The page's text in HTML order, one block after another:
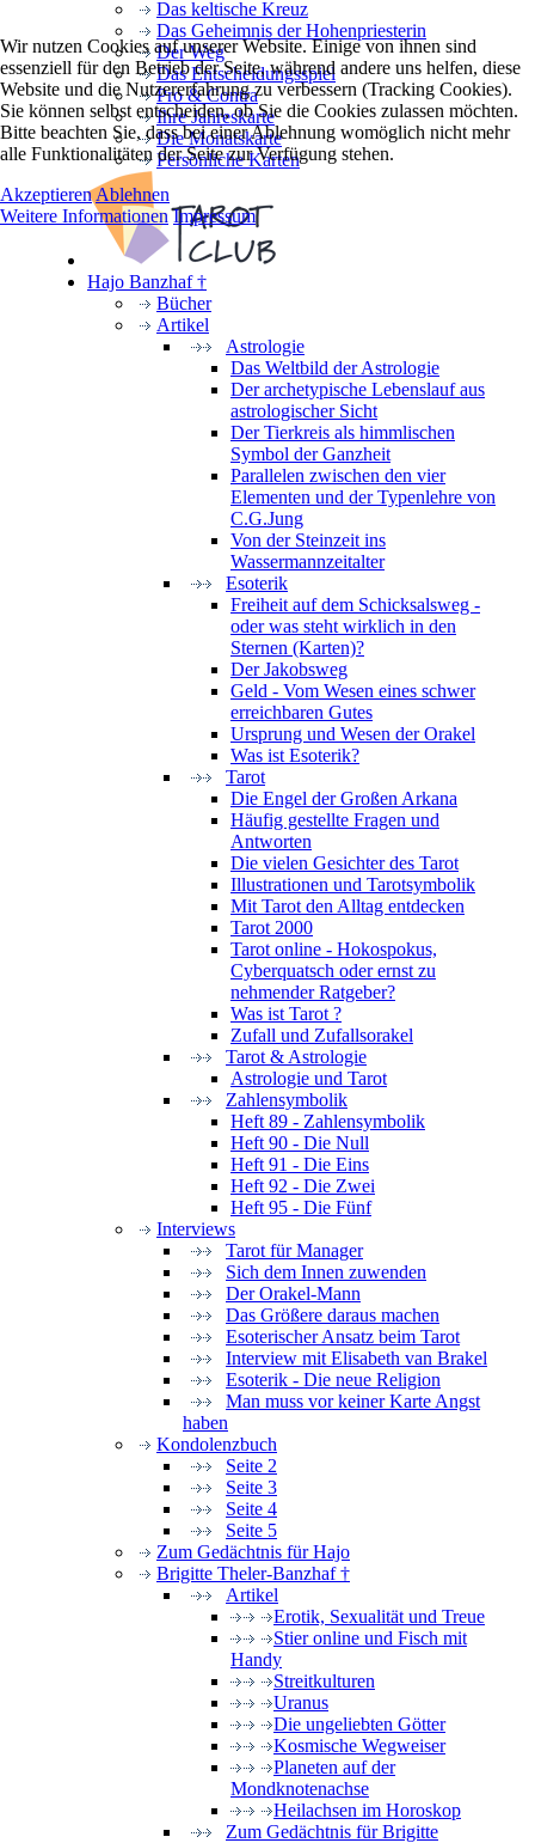
Das keltische Kreuz
Das Geheimnis der Hohenpriesterin
Der Weg
Das Entscheidungsspiel
Pro & Contra
Ihre Jahreskarte
Die Monatskarte
Persönliche Karten
Hajo Banzhaf †
Bücher
Artikel
Astrologie
Das Weltbild der Astrologie
Der archetypische Lebenslauf aus
astrologischer Sicht
Der Tierkreis als himmlischen
Symbol der Ganzheit
Parallelen zwischen den vier
Elementen und der Typenlehre von
C.G.Jung
Von der Steinzeit ins
Wassermannzeitalter
Esoterik
Freiheit auf dem Schicksalsweg -
oder was steht wirklich in den
Sternen (Karten)?
Der Jakobsweg
Geld - Vom Wesen eines schwer
erreichbaren Gutes
Ursprung und Wesen der Orakel
Was ist Esoterik?
Tarot
Die Engel der Großen Arkana
Häufig gestellte Fragen und
Antworten
Die vielen Gesichter des Tarot
Illustrationen und Tarotsymbolik
Mit Tarot den Alltag entdecken
Tarot 2000
Tarot online - Hokospokus,
Cyberquatsch oder ernst zu
nehmender Ratgeber?
Was ist Tarot ?
Zufall und Zufallsorakel
Tarot & Astrologie
Astrologie und Tarot
Zahlensymbolik
Heft 89 - Zahlensymbolik
Heft 90 - Die Null
Heft 91 - Die Eins
Heft 92 - Die Zwei
Heft 95 - Die Fünf
Interviews
Tarot für Manager
Sich dem Innen zuwenden
Der Orakel-Mann
Das Größere daraus machen
Esoterischer Ansatz beim Tarot
Interview mit Elisabeth van Brakel
Esoterik - Die neue Religion
Man muss vor keiner Karte Angst
haben
Kondolenzbuch
Seite 2
Seite 3
Seite 4
Seite 5
Zum Gedächtnis für Hajo
Brigitte Theler-Banzhaf †
Artikel
Erotik, Sexualität und Treue
Stier online und Fisch mit
Handy
Streitkulturen
Uranus
Die ungeliebten Götter
Kosmische Wegweiser
Planeten auf der
Mondknotenachse
Heilachsen im Horoskop
Zum Gedächtnis für Brigitte
Wir nutzen Cookies auf unserer Website. Einige von ihnen sind
essenziell für den Betrieb der Seite, während andere uns helfen, diese
Website und die Nutzererfahrung zu verbessern (Tracking Cookies).
Sie können selbst entscheiden, ob Sie die Cookies zulassen möchten.
Bitte beachten Sie, dass bei einer Ablehnung womöglich nicht mehr
alle Funktionalitäten der Seite zur Verfügung stehen.
AkzeptierenAblehnen
Weitere Informationen Impressum